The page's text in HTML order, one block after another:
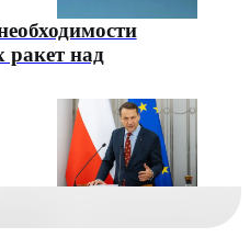
ракет над